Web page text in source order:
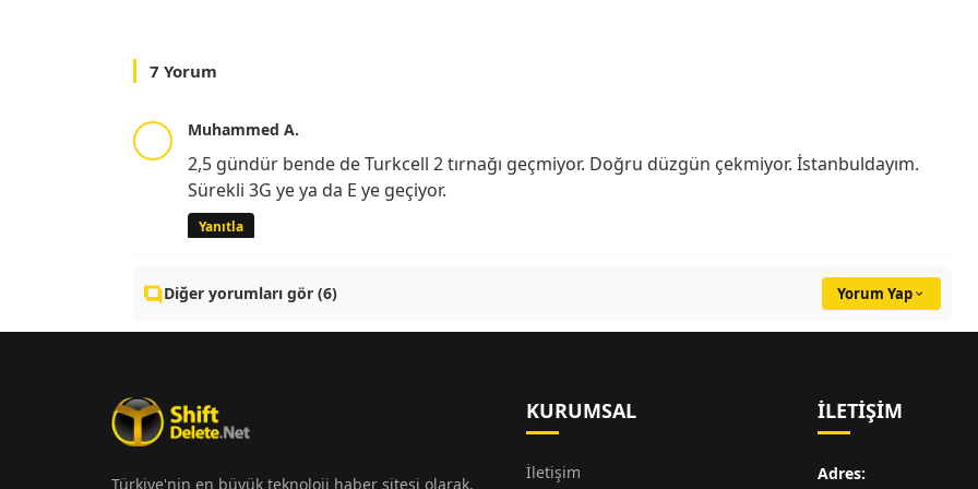
7 Yorum
Muhammed A.
2,5 gündür bende de Turkcell 2 tırnağı geçmiyor. Doğru düzgün çekmiyor. İstanbuldayım.
Sürekli 3G ye ya da E ye geçiyor.
Yanıtla
Diğer yorumları gör (6) Yorum Yap
Türkiye'nin en büyük teknoloji haber sitesi olarak,
KURUMSAL
İletişim
İLETIŞIM
Adres: